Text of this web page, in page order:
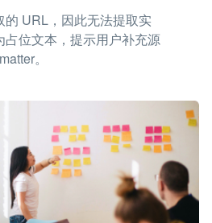
URL，因此无法提取实
位文本，提示用户补充源
。